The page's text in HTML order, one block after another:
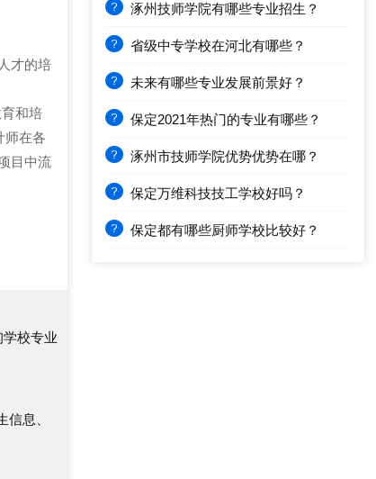
才的培
和培
师在各
目中流
校专业
息、
涿州技师学院有哪些专业招生？
省级中专学校在河北有哪些？
未来有哪些专业发展前景好？
保定2021年热门的专业有哪些？
涿州市技师学院优势优势在哪？
保定万维科技技工学校好吗？
保定都有哪些厨师学校比较好？